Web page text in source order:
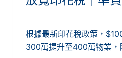
根據最新印花稅政策，
300萬提升至400萬物業，